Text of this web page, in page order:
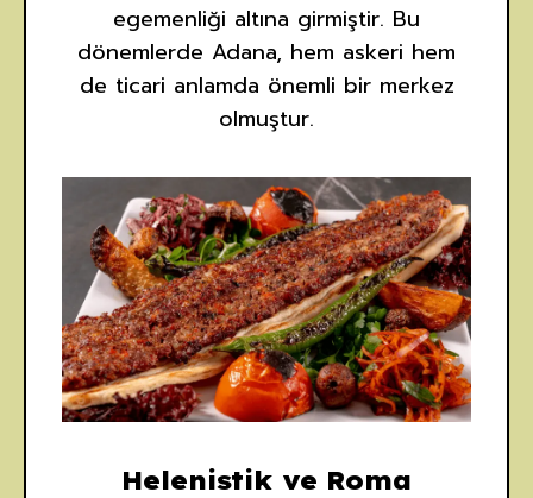
egemenliği altına girmiştir. Bu
dönemlerde Adana, hem askeri hem
de ticari anlamda önemli bir merkez
olmuştur.
Helenistik ve Roma